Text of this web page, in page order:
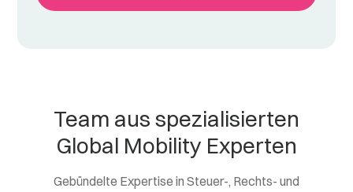
Team aus spezialisierten
Global Mobility Experten
Gebündelte Expertise in Steuer-, Rechts- und